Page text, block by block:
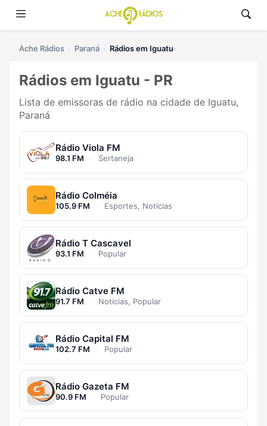
Ache Rádios Paraná Rádios em Iguatu
Rádios em Iguatu - PR
Lista de emissoras de rádio na cidade de Iguatu,
Paraná
Rádio Viola FM
98.1 FM · Sertaneja
Rádio Colméia
105.9 FM · Esportes, Notícias
Rádio T Cascavel
93.1 FM · Popular
Rádio Catve FM
91.7 FM · Notícias, Popular
Rádio Capital FM
102.7 FM · Popular
Rádio Gazeta FM
90.9 FM · Popular